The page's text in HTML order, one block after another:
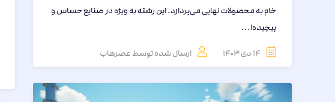
خام به محصولات نهایی می‌پردازد. این رشته به ویژه در صنایع حساس و
پیچیده‌ا...
ارسال شده توسط عصرهاب